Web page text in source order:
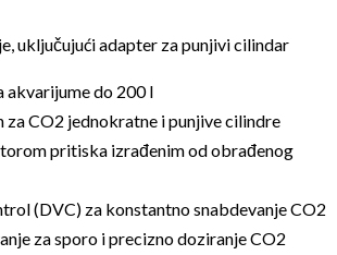
uključujući adapter za punjivi cilindar
akvarijume do 200 l
CO2 jednokratne i punjive cilindre
pritiska izrađenim od obrađenog
(DVC) za konstantno snabdevanje CO2
za sporo i precizno doziranje CO2